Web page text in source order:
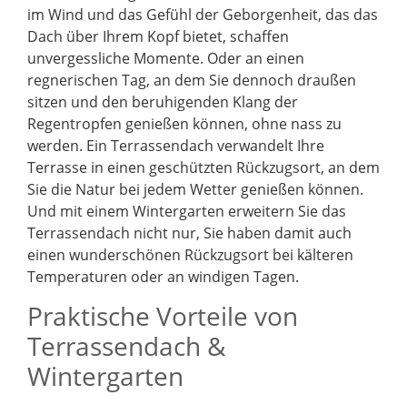
im Wind und das Gefühl der Geborgenheit, das das
Dach über Ihrem Kopf bietet, schaffen
unvergessliche Momente. Oder an einen
regnerischen Tag, an dem Sie dennoch draußen
sitzen und den beruhigenden Klang der
Regentropfen genießen können, ohne nass zu
werden. Ein Terrassendach verwandelt Ihre
Terrasse in einen geschützten Rückzugsort, an dem
Sie die Natur bei jedem Wetter genießen können.
Und mit einem Wintergarten erweitern Sie das
Terrassendach nicht nur, Sie haben damit auch
einen wunderschönen Rückzugsort bei kälteren
Temperaturen oder an windigen Tagen.
Praktische Vorteile von
Terrassendach &
Wintergarten